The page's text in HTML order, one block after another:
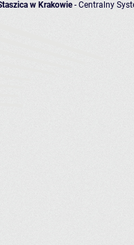
w Krakowie- Centralny